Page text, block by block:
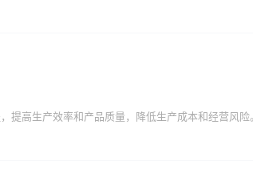
高生产效率和产品质量，降低生产成本和经营风险。